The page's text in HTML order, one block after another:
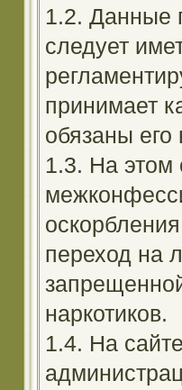
1.2. Данные
следует
принимает
обязаны его
1.3. На этом
переход на
наркотиков.
1.4. На